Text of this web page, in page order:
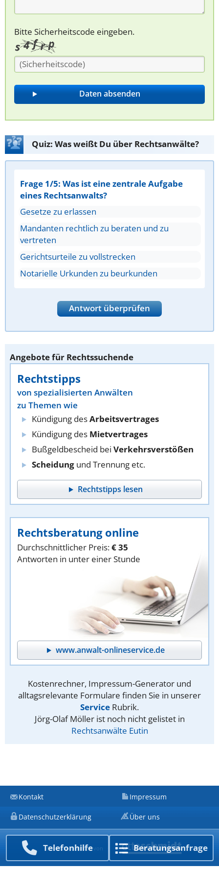
Bitte Sicherheitscode eingeben.
Quiz: Was weißt Du über Rechtsanwälte?
Frage 1/5: Was ist eine zentrale Aufgabe
eines Rechtsanwalts?
Gesetze zu erlassen
Mandanten rechtlich zu beraten und zu
vertreten
Gerichtsurteile zu vollstrecken
Notarielle Urkunden zu beurkunden
Antwort überprüfen
Angebote für Rechtssuchende
Rechtstipps
von spezialisierten Anwälten
zu Themen wie
Kündigung desArbeitsvertrages
Kündigung des Mietvertrages
Bußgeldbescheid bei Verkehrsverstößen
Scheidung und Trennung etc.
Rechtstipps lesen
Rechtsberatung online
Durchschnittlicher Preis:€ 35
Antworten in unter einer Stunde
www.anwalt-onlineservice.de
Kostenrechner, Impressum-Generator und
alltagsrelevante Formulare finden Sie in unserer
Service Rubrik.
Jörg-Olaf Möller ist noch nicht gelistet in
Rechtsanwälte Eutin
Telefon­hilfe Beratungs­anfrage
Kontakt Impressum
Datenschutzerklärung Über uns
Ein Unternehmen von